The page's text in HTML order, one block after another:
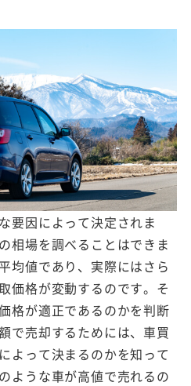
要因によって決定されま
相場を調べることはできま
均値であり、実際にはさら
価格が変動するのです。そ
格が適正であるのかを判断
で売却するためには、車買
よって決まるのかを知って
ような車が高値で売れるの